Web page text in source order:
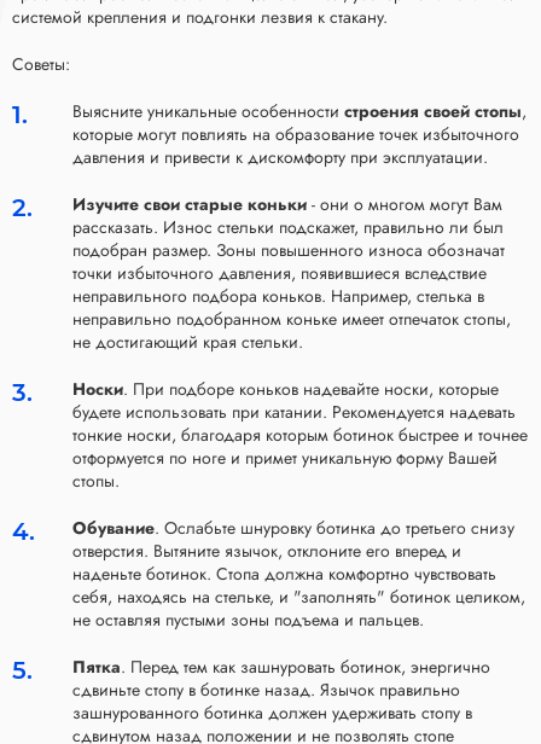
системой крепления и подгонки лезвия к стакану.
Советы:
Выясните уникальные особенности строения своей стопы,
которые могут повлиять на образование точек избыточного
давления и привести к дискомфорту при эксплуатации.
Изучите свои старые коньки - они о многом могут Вам
рассказать. Износ стельки подскажет, правильно ли был
подобран размер. Зоны повышенного износа обозначат
точки избыточного давления, появившиеся вследствие
неправильного подбора коньков. Например, стелька в
неправильно подобранном коньке имеет отпечаток стопы,
не достигающий края стельки.
Носки. При подборе коньков надевайте носки, которые
будете использовать при катании. Рекомендуется надевать
тонкие носки, благодаря которым ботинок быстрее и точнее
отформуется по ноге и примет уникальную форму Вашей
стопы.
Обувание. Ослабьте шнуровку ботинка до третьего снизу
отверстия. Вытяните язычок, отклоните его вперед и
наденьте ботинок. Стопа должна комфортно чувствовать
себя, находясь на стельке, и "заполнять" ботинок целиком,
не оставляя пустыми зоны подъема и пальцев.
Пятка. Перед тем как зашнуровать ботинок, энергично
сдвиньте стопу в ботинке назад. Язычок правильно
зашнурованного ботинка должен удерживать стопу в
сдвинутом назад положении и не позволять стопе